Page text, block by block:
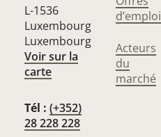
L-1536
Luxembourg
Luxembourg
Voir sur la
carte
Tél : (+352)
28 228 228
d’emploi
Acteurs
du
marché